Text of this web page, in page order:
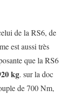
de la RS6, de
est aussi très
que la RS6
kg. sur la doc
de 700 Nm,